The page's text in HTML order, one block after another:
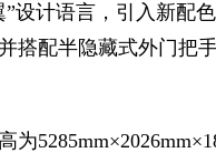
设计语言，引入新配
搭配半隐藏式外门把